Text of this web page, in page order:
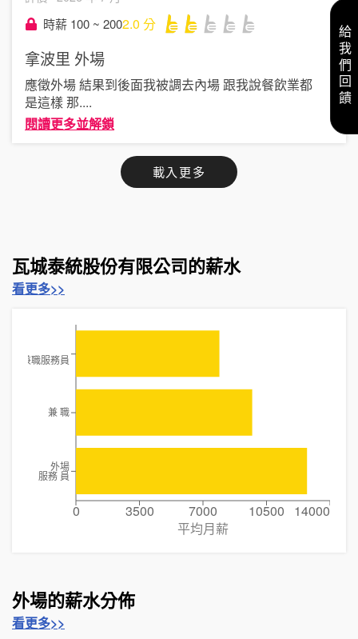
時薪 100 ~ 2002.0 分
拿波里 外場
應徵外場 結果到後面我被調去內場 跟我說餐飲業都
是這樣 那....
閱讀更多並解鎖
載入更多
瓦城泰統股份有限公司的薪水
看更多>>
0 3500 7000 10500
14000
平均月薪
兼職服務員
兼 職
外場
服務 員
外場的薪水分佈
看更多>>
給我們回饋